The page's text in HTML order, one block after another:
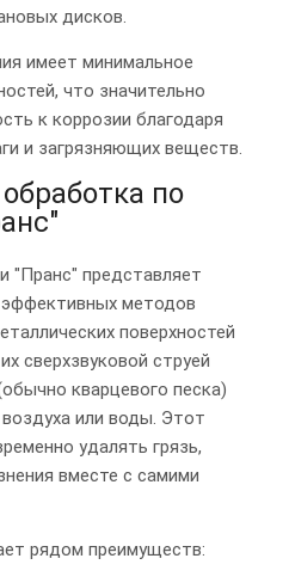
дисков.
имеет минимальное
что значительно
к коррозии благодаря
и загрязняющих веществ.
по
"Пранс" представляет
методов
поверхностей
сверхзвуковой струей
кварцевого песка)
или воды. Этот
удалять грязь,
вместе с самими
рядом преимуществ: